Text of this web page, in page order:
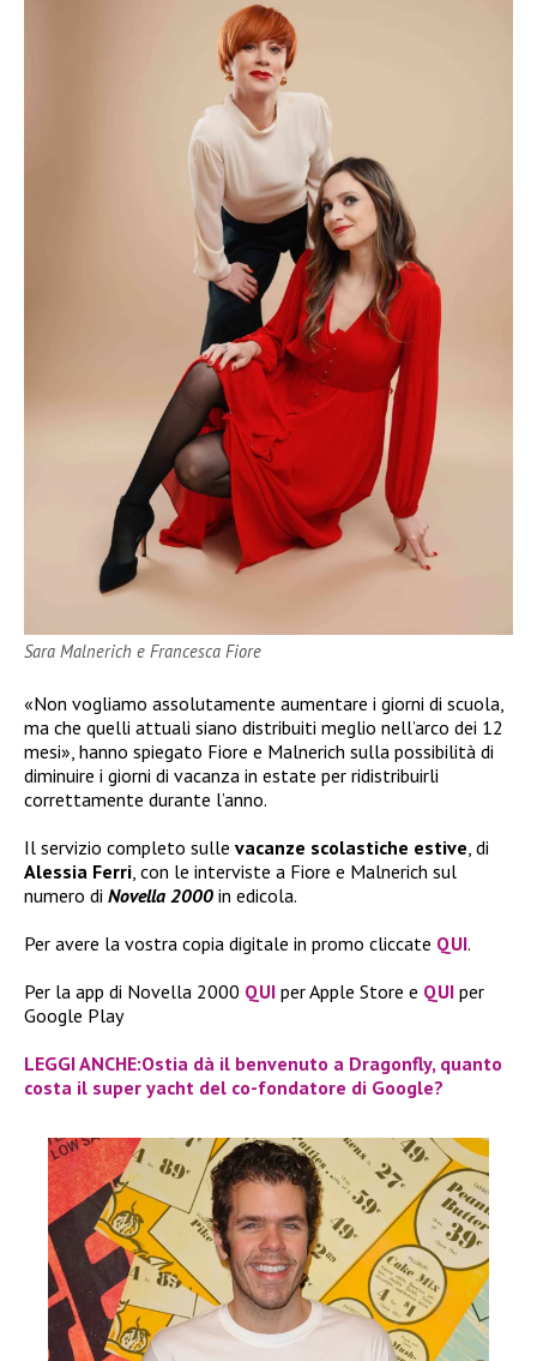
Sara Malnerich e Francesca Fiore
«Non vogliamo assolutamente aumentare i giorni di scuola,
ma che quelli attuali siano distribuiti meglio nell’arco dei 12
mesi», hanno spiegato Fiore e Malnerich sulla possibilità di
diminuire i giorni di vacanza in estate per ridistribuirli
correttamente durante l’anno.
Il servizio completo sulle vacanze scolastiche estive , di
Alessia Ferri , con le interviste a Fiore e Malnerich sul
numero di Novella 2000 in edicola.
Per avere la vostra copia digitale in promo cliccate QUI.
Per la app di Novella 2000 QUI per Apple Store e QUI per
Google Play
LEGGI ANCHE:Ostia dà il benvenuto a Dragonfly, quanto
costa il super yacht del co-fondatore di Google?